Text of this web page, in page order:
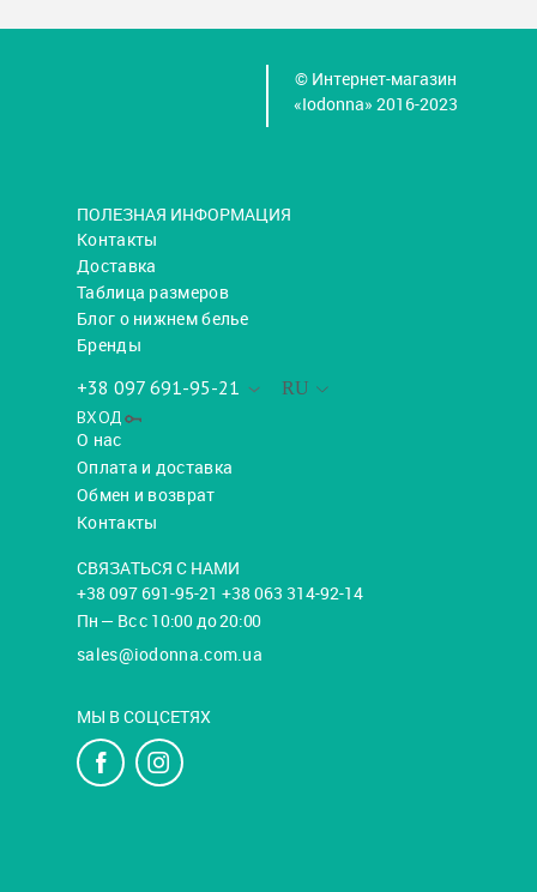
© Интернет-магазин
«Iodonna» 2016-2023
ПОЛЕЗНАЯ ИНФОРМАЦИЯ
Контакты
Доставка
Таблица размеров
Блог о нижнем белье
Бренды
RU
+38 097 691-95-21
ВХОД
О нас
Оплата и доставка
Обмен и возврат
Контакты
СВЯЗАТЬСЯ С НАМИ
+38 097 691-95-21 +38 063 314-92-14
Пн — Вс с 10:00 до 20:00
sales@iodonna.com.ua
МЫ В СОЦСЕТЯХ